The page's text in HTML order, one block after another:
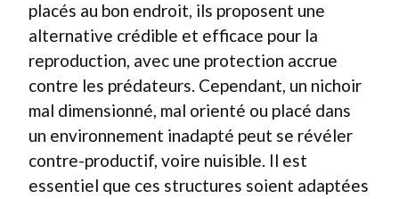
placés au bon endroit, ils proposent une
alternative crédible et efficace pour la
reproduction, avec une protection accrue
contre les prédateurs. Cependant, un nichoir
mal dimensionné, mal orienté ou placé dans
un environnement inadapté peut se révéler
contre-productif, voire nuisible. Il est
essentiel que ces structures soient adaptées